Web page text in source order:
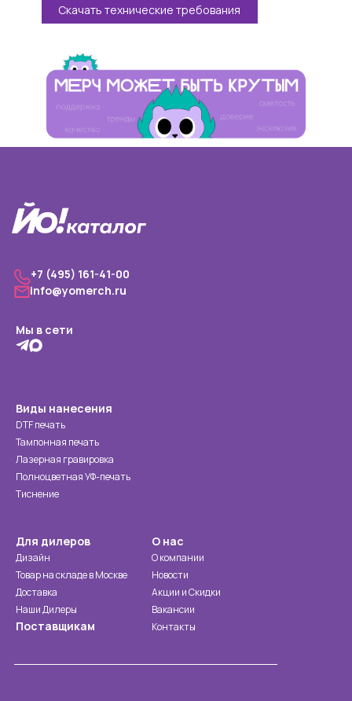
Скачать технические требования
+7 (495) 161-41-00
info@yomerch.ru
Мы в сети
Виды нанесения
DTF печать
Тампонная печать
Лазерная гравировка
Полноцветная УФ-печать
Тиснение
Для дилеров
Дизайн
Товар на складе в Москве
Доставка
Наши Дилеры
Поставщикам
О нас
О компании
Новости
Акции и Скидки
Вакансии
Контакты